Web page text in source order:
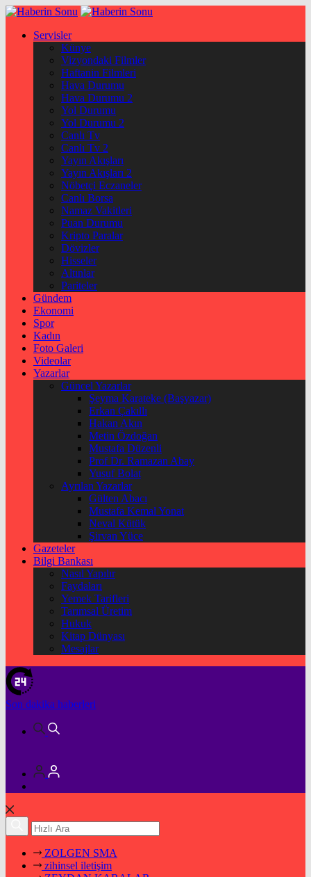
Servisler
Künye
Vizyondaki Filmler
Haftanin Filmleri
Hava Durumu
Hava Durumu 2
Yol Durumu
Yol Durumu 2
Canlı Tv
Canlı Tv 2
Yayın Akışları
Yayın Akışları 2
Nöbetçi Eczaneler
Canlı Borsa
Namaz Vakitleri
Puan Durumu
Kripto Paralar
Dövizler
Hisseler
Altınlar
Pariteler
Gündem
Ekonomi
Spor
Kadın
Foto Galeri
Videolar
Yazarlar
Güncel Yazarlar
Şeyma Karateke (Başyazar)
Erkan Çakıllı
Hakan Akın
Metin Özdoğan
Mustafa Düzenli
Prof Dr. Ramazan Abay
Yusuf Bolat
Ayrılan Yazarlar
Gülten Abacı
Mustafa Kemal Yonat
Neval Kütük
Şirvan Yüce
Gazeteler
Bilgi Bankası
Nasıl Yapılır
Faydaları
Yemek Tarifleri
Tarımsal Üretim
Hukuk
Kitap Dünyası
Mesajlar
Son dakika haberleri
ZOLGEN SMA
zihinsel iletişim